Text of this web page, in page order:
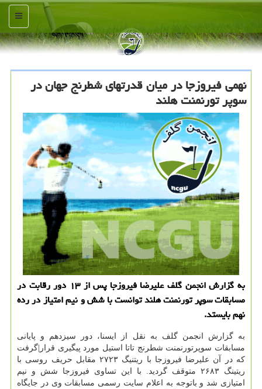
منو
نهمی فیروزجا در میان قدرتهای شطرنج جهان در
سوپر تورنمنت هلند
به گزارش انجمن گلف علیرضا فیروزجا پس از ۱۳ دور رقابت در
مسابقات سوپر تورنمنت هلند توانست با شش و نیم امتیاز در رده
نهم بایستد.
به گزارش انجمن گلف به نقل از ایسنا، دور سیزدهم و پایانی
مسابقات سوپرتورنمنت شطرنج تاتا استیل مورد پیگیری قرار|گرفت
كه در آن علیرضا فیروزجا با ریتنیگ ۲۷۲۳ مقابل حریف روسی با
ریتینگ ۲۶۸۳ متوقف گردید. با این تساوی فیروزجا شش و نیم
امتیازی شد و باتوجه به اعلام سایت رسمی مسابقات وی در جایگاه